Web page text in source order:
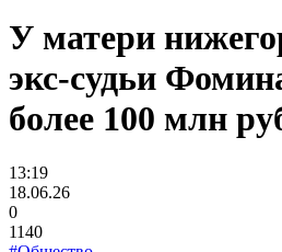
У матери
экс-судьи
более 100 млн
13:19
18.06.26
0
1140